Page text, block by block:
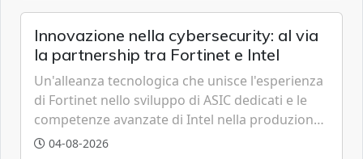
Innovazione nella cybersecurity: al via
la partnership tra Fortinet e Intel
Un'alleanza tecnologica che unisce l'esperienza
di Fortinet nello sviluppo di ASIC dedicati e le
competenze avanzate di Intel nella produzione
di semiconduttori per potenziare la
04-08-2026